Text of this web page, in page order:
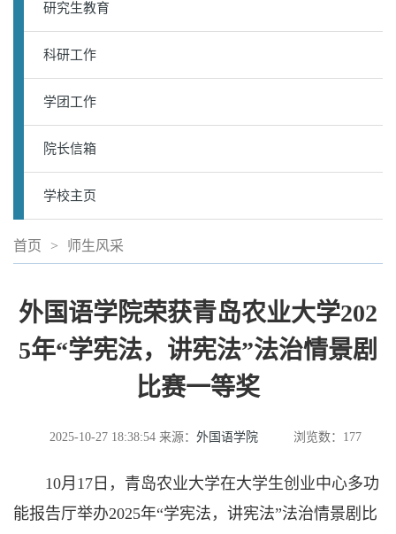
研究生教育
科研工作
学团工作
院长信箱
学校主页
首页 > 师生风采
外国语学院荣获青岛农业大学202
5年“学宪法，讲宪法”法治情景剧
比赛一等奖
2025-10-27 18:38:54 来源： 外国语学院 浏览数： 177
10月17日，青岛农业大学在大学生创业中心多功
能报告厅举办2025年“学宪法，讲宪法”法治情景剧比